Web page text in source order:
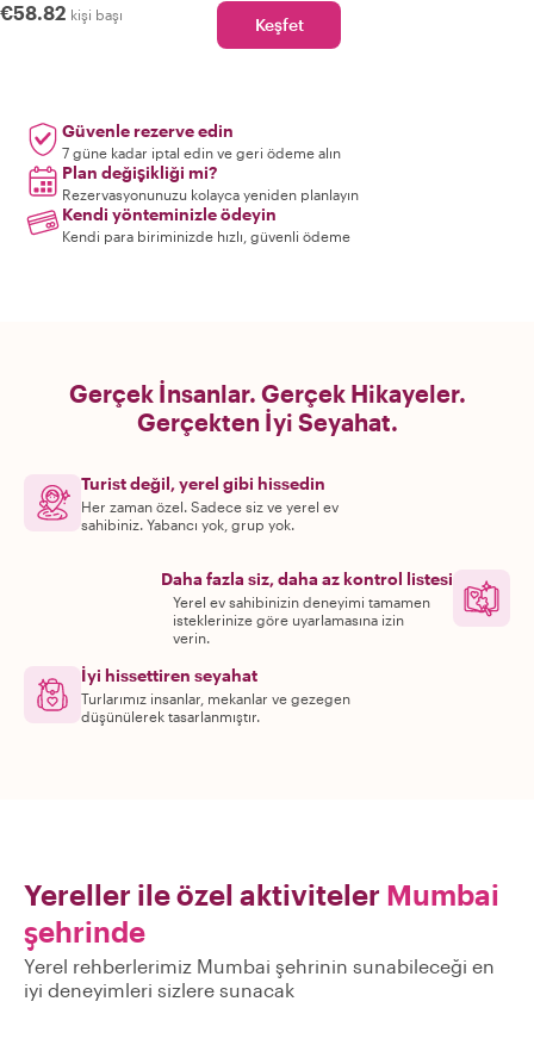
€58.82 kişi başı Keşfet
Güvenle rezerve edin
7 güne kadar iptal edin ve geri ödeme alın
Plan değişikliği mi?
Rezervasyonunuzu kolayca yeniden planlayın
Kendi yönteminizle ödeyin
Kendi para biriminizde hızlı, güvenli ödeme
Gerçek İnsanlar. Gerçek Hikayeler.
Gerçekten İyi Seyahat.
Turist değil, yerel gibi hissedin
Her zaman özel. Sadece siz ve yerel ev
sahibiniz. Yabancı yok, grup yok.
Daha fazla siz, daha az kontrol listesi
Yerel ev sahibinizin deneyimi tamamen
isteklerinize göre uyarlamasına izin
verin.
İyi hissettiren seyahat
Turlarımız insanlar, mekanlar ve gezegen
düşünülerek tasarlanmıştır.
Yereller ile özel aktiviteler Mumbai
şehrinde
Yerel rehberlerimiz Mumbai şehrinin sunabileceği en
iyi deneyimleri sizlere sunacak